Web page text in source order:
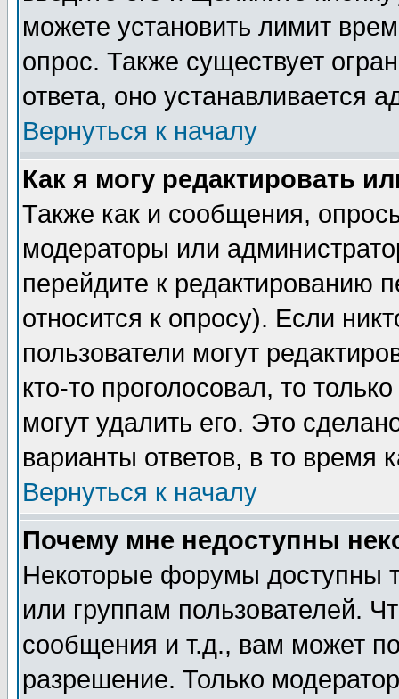
можете установить лимит
опрос. Также существует
ответа, оно устанавливается
Вернуться к началу
Как я могу редактировать
Также как и сообщения,
модераторы или
перейдите к редактированию
относится к опросу). Если
пользователи могут
кто-то проголосовал, то
могут удалить его. Это
варианты ответов, в то время
Вернуться к началу
Почему мне недоступны
Некоторые форумы доступны
или группам пользователей.
сообщения и т.д., вам может
разрешение. Только